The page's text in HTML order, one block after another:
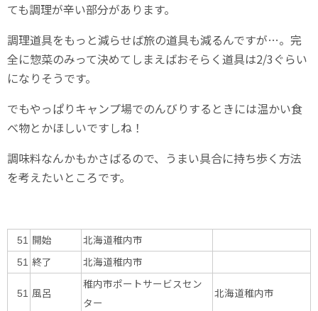
ても調理が辛い部分があります。
調理道具をもっと減らせば旅の道具も減るんですが…。完
全に惣菜のみって決めてしまえばおそらく道具は2/3ぐらい
になりそうです。
でもやっぱりキャンプ場でのんびりするときには温かい食
べ物とかほしいですしね！
調味料なんかもかさばるので、うまい具合に持ち歩く方法
を考えたいところです。
51 開始 北海道稚内市
51 終了 北海道稚内市
51 風呂
稚内市ポートサービスセン
ター
北海道稚内市